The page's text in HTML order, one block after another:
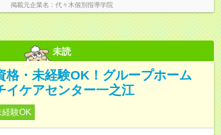
掲載元企業名 代々木個別指導学院
未読
格・未経験OK！グループホーム
イケアセンター一之江
経験OK